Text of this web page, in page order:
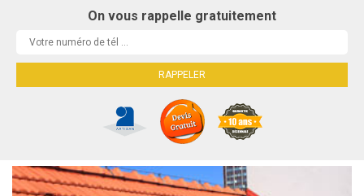
On vous rappelle gratuitement